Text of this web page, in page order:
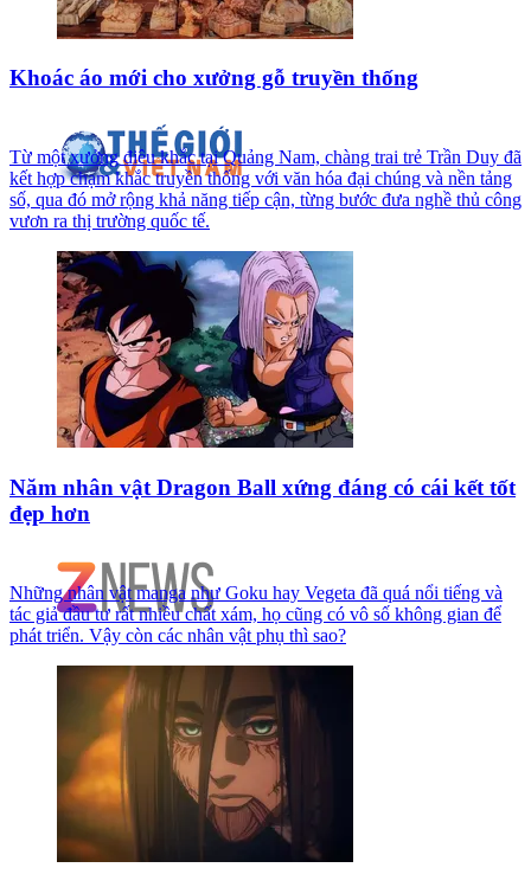
Khoác áo mới cho xưởng gỗ truyền thống
Từ một xưởng điêu khắc tại Quảng Nam, chàng trai trẻ Trần Duy đã
kết hợp chạm khắc truyền thống với văn hóa đại chúng và nền tảng
số, qua đó mở rộng khả năng tiếp cận, từng bước đưa nghề thủ công
vươn ra thị trường quốc tế.
Năm nhân vật Dragon Ball xứng đáng có cái kết tốt
đẹp hơn
Những nhân vật manga như Goku hay Vegeta đã quá nổi tiếng và
tác giả đầu tư rất nhiều chất xám, họ cũng có vô số không gian để
phát triển. Vậy còn các nhân vật phụ thì sao?